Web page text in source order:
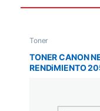
Toner
TONER CANON
RENDiMIENTO